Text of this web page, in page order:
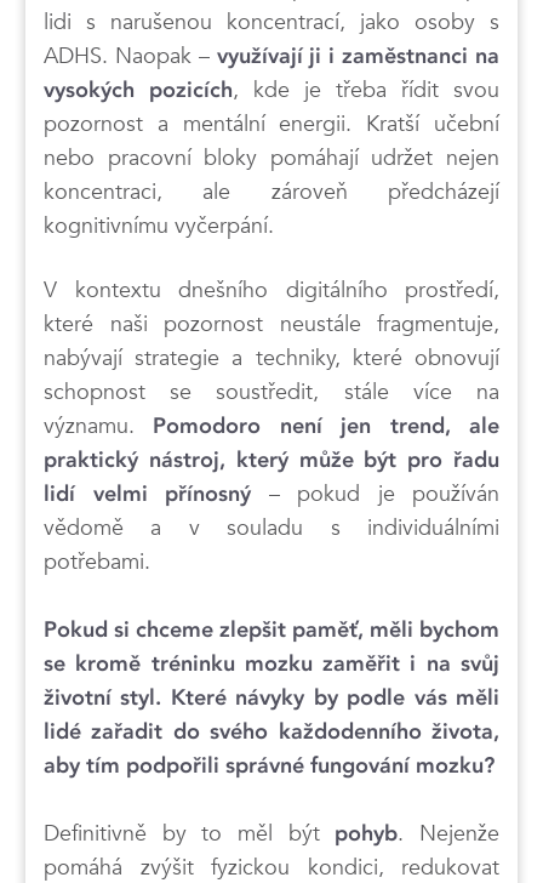
lidi s narušenou koncentrací, jako osoby s
ADHS. Naopak –využívají ji i zaměstnanci na
vysokých pozicích, kde je třeba řídit svou
pozornost a mentální energii. Kratší učební
nebo pracovní bloky pomáhají udržet nejen
koncentraci, ale zároveň předcházejí
kognitivnímu vyčerpání.
V kontextu dnešního digitálního prostředí,
které naši pozornost neustále fragmentuje,
nabývají strategie a techniky, které obnovují
schopnost se soustředit, stále více na
významu. Pomodoro není jen trend, ale
praktický nástroj, který může být pro řadu
lidí velmi přínosný – pokud je používán
vědomě a v souladu s individuálními
potřebami.
Pokud si chceme zlepšit paměť, měli bychom
se kromě tréninku mozku zaměřit i na svůj
životní styl. Které návyky by podle vás měli
lidé zařadit do svého každodenního života,
aby tím podpořili správné fungování mozku?
Definitivně by to měl být pohyb. Nejenže
pomáhá zvýšit fyzickou kondici, redukovat